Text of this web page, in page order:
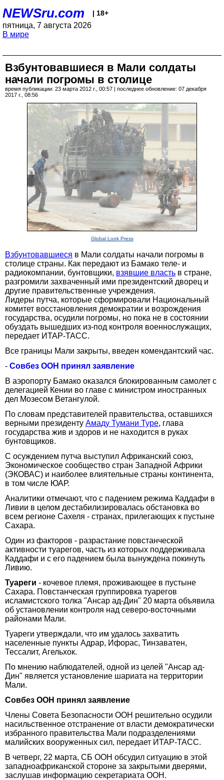
NEWSru.com | 18+
пятница, 7 августа 2026
В мире
Взбунтовавшиеся в Мали солдаты
начали погромы в столице
время публикации: 23 марта 2012 г., 00:57 | последнее обновление: 07 декабря
2017 г., 08:56
Global Look Press
Взбунтовавшиеся в Мали солдаты начали погромы в
столице страны. Как передают из Бамако теле- и
радиокомпании, бунтовщики, взявшие власть в стране,
разгромили захваченный ими президентский дворец и
другие правительственные учреждения.
Лидеры путча, которые сформировали Национальный
комитет восстановления демократии и возрождения
государства, осудили погромы, но пока не в состоянии
обуздать вышедших из-под контроля военнослужащих,
передает ИТАР-ТАСС.
Все границы Мали закрыты, введен комендантский час.
- Совбез ООН принял заявление
В аэропорту Бамако оказался блокированным самолет с
делегацией Кении во главе с министром иностранных
дел Мозесом Ветангулой.
По словам представителей правительства, оставшихся
верными президенту Амаду Тумани Туре, глава
государства жив и здоров и не находится в руках
бунтовщиков.
С осуждением путча выступил Африканский союз,
Экономическое сообщество стран Западной Африки
(ЭКОВАС) и наиболее влиятельные страны континента,
в том числе ЮАР.
Аналитики отмечают, что с падением режима Каддафи в
Ливии в целом дестабилизировалась обстановка во
всем регионе Сахеля - странах, прилегающих к пустыне
Сахара.
Один из факторов - разрастание повстанческой
активности туарегов, часть из которых поддерживала
Каддафи и с его падением была вынуждена покинуть
Ливию.
Туареги - кочевое племя, проживающее в пустыне
Сахара. Повстанческая группировка туарегов
исламистского толка "Ансар ад-Дин" 20 марта объявила
об установлении контроля над северо-восточными
районами Мали.
Туареги утверждали, что им удалось захватить
населенные пункты Адрар, Ифорас, Тинзаватен,
Тессалит, Агельхок.
По мнению наблюдателей, одной из целей "Ансар ад-
Дин" является установление шариата на территории
Мали.
Совбез ООН принял заявление
Члены Совета Безопасности ООН решительно осудили
насильственное отстранение от власти демократически
избранного правительства Мали подразделениями
малийских вооруженных сил, передает ИТАР-ТАСС.
В четверг, 22 марта, СБ ООН обсудил ситуацию в этой
западноафриканской стороне за закрытыми дверями,
заслушав информацию секретариата ООН.